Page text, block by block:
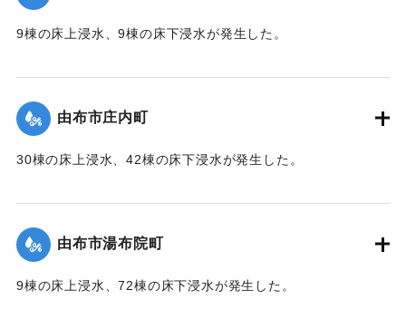
2020/7/6｜固有コード: 01215060
9棟の床上浸水、9棟の床下浸水が発生した。
｜固有コード:
由布市庄内町
30棟の床上浸水、42棟の床下浸水が発生した。
｜固有コード: 01215054
由布市湯布院町
9棟の床上浸水、72棟の床下浸水が発生した。